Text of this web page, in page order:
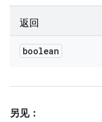
返回
boolean
另见：